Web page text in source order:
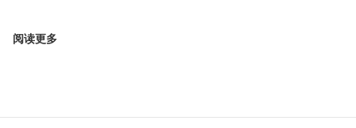
阅读更多